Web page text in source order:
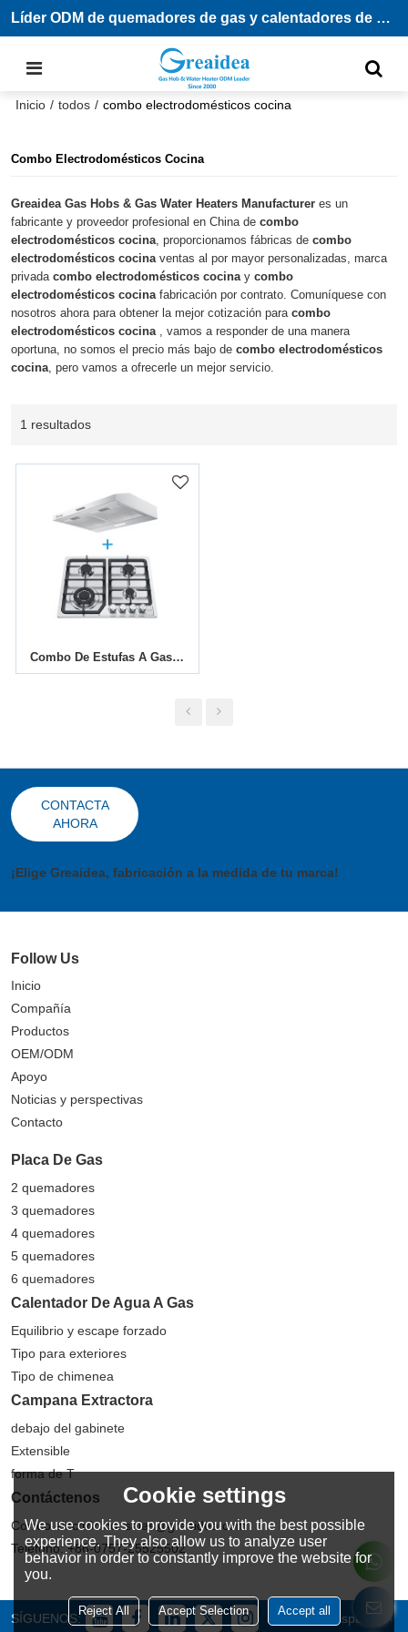
Líder ODM de quemadores de gas y calentadores de agua
Inicio / todos / combo electrodomésticos cocina
Combo Electrodomésticos Cocina
Greaidea Gas Hobs & Gas Water Heaters Manufacturer es un
fabricante y proveedor profesional en China decombo
electrodomésticos cocina , proporcionamos fábricas decombo
electrodomésticos cocina ventas al por mayor personalizadas, marca
privadacombo electrodomésticos cocina ycombo
electrodomésticos cocina fabricación por contrato. Comuníquese con
nosotros ahora para obtener la mejor cotización paracombo
electrodomésticos cocina , vamos a responder de una manera
oportuna, no somos el precio más bajo decombo electrodomésticos
cocina , pero vamos a ofrecerle un mejor servicio.
1 resultados
Combo De Estufas A Gas De 60cm Y Campana Extractora Slim C | Set De Electrodomésticos De Cocina
CONTACTA
AHORA
¡Elige Greaidea, fabricación a la medida de tu marca!
Follow Us
Inicio
Compañía
Productos
OEM/ODM
Apoyo
Noticias y perspectivas
Contacto
Placa De Gas
2 quemadores
3 quemadores
4 quemadores
5 quemadores
6 quemadores
Calentador De Agua A Gas
Equilibrio y escape forzado
Tipo para exteriores
Tipo de chimenea
Campana Extractora
debajo del gabinete
Extensible
forma de T
Contáctenos
Correo electrónico: sales@greaidea.com
Teléfono: +86-0757-25525502
SÍGUENOS: Español
Cookie settings
We use cookies to provide you with the best possible
experience. They also allow us to analyze user
behavior in order to constantly improve the website for
you.
Reject All Accept Selection Accept all